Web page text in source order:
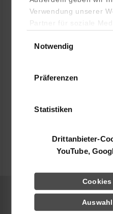
Verwendung unserer
Partner für soziale
YouTube, Google
Daten zusammen, die
haben oder die sie im
Notwendig
Präferenzen
Statistiken
Drittanbieter-
YouTube,
www.mrm2.de
Verena Janosch
Maschinenbau / Konstruktion